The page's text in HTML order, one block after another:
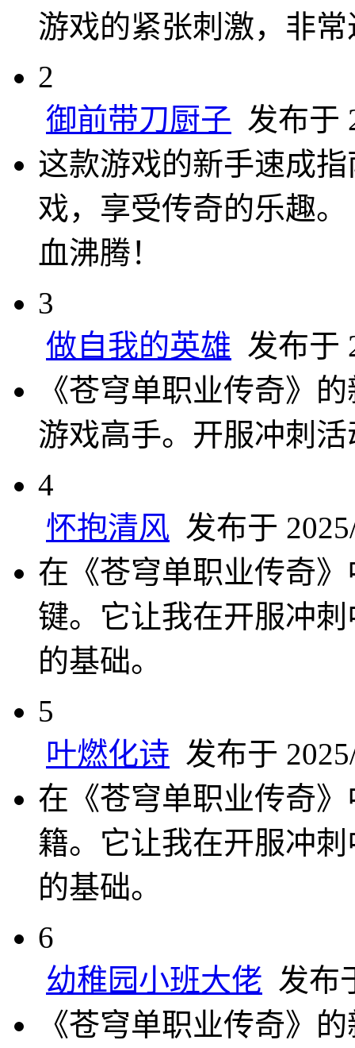
游戏的紧张刺激，非
2
御前带刀厨子 发布于
这款游戏的新手速成
戏，享受传奇的乐趣
血沸腾！
3
做自我的英雄 发布于
《苍穹单职业传奇》
游戏高手。开服冲刺
4
怀抱清风 发布于
在《苍穹单职业传奇
键。它让我在开服冲
的基础。
5
叶燃化诗 发布于
在《苍穹单职业传奇
籍。它让我在开服冲
的基础。
6
幼稚园小班大佬 发布
《苍穹单职业传奇》